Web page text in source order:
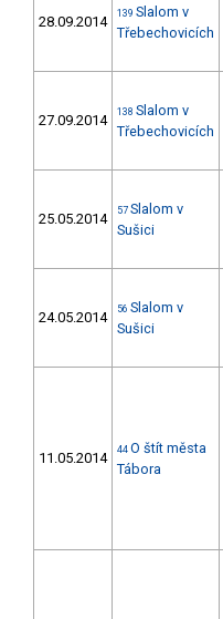
28.09.2014 139 Slalom v
Třebechovicích
27.09.2014 138 Slalom v
Třebechovicích
25.05.2014 57 Slalom v
Sušici
24.05.2014 56 Slalom v
Sušici
11.05.2014 44 O štít města
Tábora